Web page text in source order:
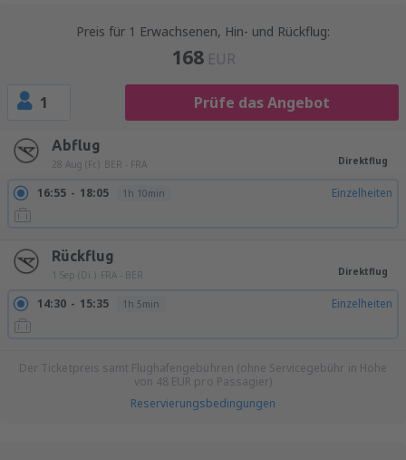
Preis für 1 Erwachsenen, Hin- und Rückflug:
168 EUR
1 Prüfe das Angebot
Abflug
28 Aug (Fr.) BER - FRA Direktflug
16:55 18:05 1h 10min Einzelheiten
Rückflug
1 Sep (Di.) FRA - BER Direktflug
14:30 15:35 1h 5min Einzelheiten
Der Ticketpreis samt Flughafengebühren (ohne Servicegebühr in Höhe
von 48 EUR pro Passagier)
Reservierungsbedingungen